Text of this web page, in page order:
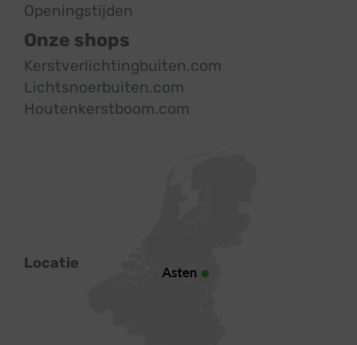
Openingstijden
Onze shops
Kerstverlichtingbuiten.com
Lichtsnoerbuiten.com
Houtenkerstboom.com
Locatie